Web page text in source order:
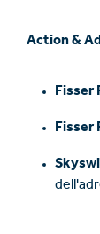
Action &
Fisser